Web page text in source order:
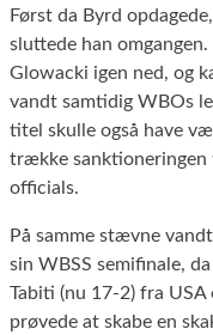
Først da Byrd
sluttede han
Glowacki igen ned, og
vandt samtidig WBOs
titel skulle også have
trække sanktioneringen
officials.
På samme stævne
sin WBSS semifinale,
Tabiti (nu 17-2) fra
prøvede at skabe en